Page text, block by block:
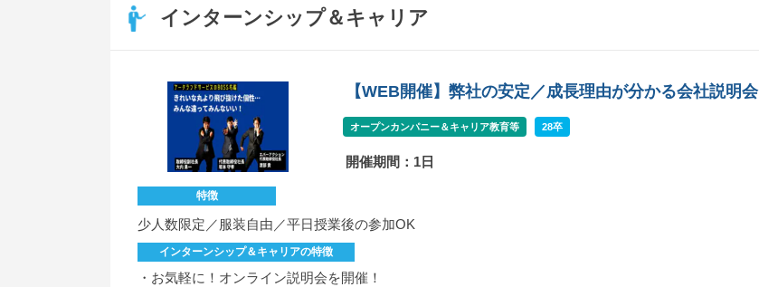
インターンシップ＆キャリア
【WEB開催】弊社の安定／成長理由が分かる会社説明会
オープンカンパニー＆キャリア教育等 28卒
開催期間：1日
特徴
少人数限定／服装自由／平日授業後の参加OK
インターンシップ＆キャリアの特徴
・お気軽に！オンライン説明会を開催！